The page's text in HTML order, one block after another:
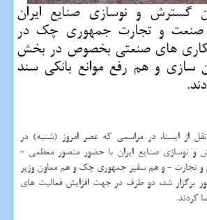
گسترش و نوسازی صنایع ایران
صنعت و تجارت جمهوری چك در
های صنعتی بخصوص در بخش
سازی و هم رفع موانع بانكی سند
از ایسنا، در مراسمی كه عصر امروز (شنبه) در
و نوسازی صنایع ایران با حضور منصور معظمی -
و تجارت - و هم سفیر جمهوری چك و هم معاون وزیر
برگزار شد، دو طرف در جهت افزایش فعالیت های
كردند.